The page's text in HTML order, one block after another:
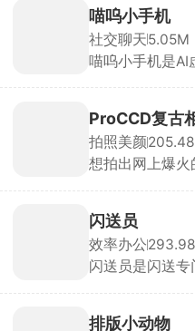
库中挑选或自创
性格、背景故事
SoulSync还有
你们的对话历史
喵呜小手机
社交聊天5.05M
喵呜小手机是AI
心、沉浸式角色
了 AI 聊天入口
录、纪念日提醒
小事都能随手记
ProCCD复古
拍照美颜
想拍出网上爆火
直出成片。不光
里的旧照片、视
镜，还能手动微
像，闪光灯一
蓝调，拍海边、
闪送员
效率办公
闪送员是闪送专
碎件订单单价普
排版小动物